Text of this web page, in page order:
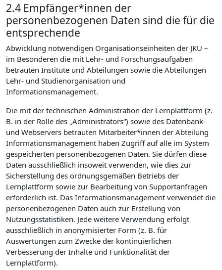
2.4 Empfänger*innen der
personenbezogenen Daten sind die für die
entsprechende
Abwicklung notwendigen Organisationseinheiten der JKU –
im Besonderen die mit Lehr- und Forschungsaufgaben
betrauten Institute und Abteilungen sowie die Abteilungen
Lehr- und Studienorganisation und
Informationsmanagement.
Die mit der technischen Administration der Lernplattform (z.
B. in der Rolle des „Administrators“) sowie des Datenbank-
und Webservers betrauten Mitarbeiter*innen der Abteilung
Informationsmanagement haben Zugriff auf alle im System
gespeicherten personenbezogenen Daten. Sie dürfen diese
Daten ausschließlich insoweit verwenden, wie dies zur
Sicherstellung des ordnungsgemäßen Betriebs der
Lernplattform sowie zur Bearbeitung von Supportanfragen
erforderlich ist. Das Informationsmanagement verwendet die
personenbezogenen Daten auch zur Erstellung von
Nutzungsstatistiken. Jede weitere Verwendung erfolgt
ausschließlich in anonymisierter Form (z. B. für
Auswertungen zum Zwecke der kontinuierlichen
Verbesserung der Inhalte und Funktionalität der
Lernplattform).